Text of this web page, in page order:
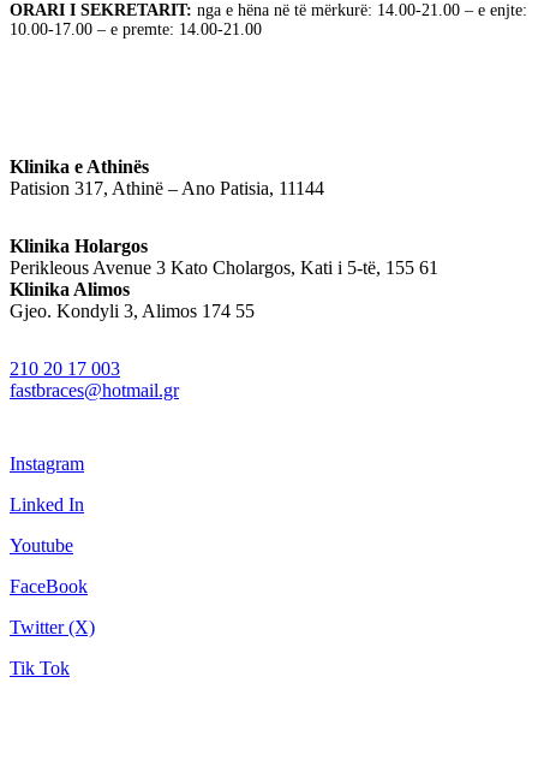
ORARI I SEKRETARIT: nga e hëna në të mërkurë: 14.00-21.00 – e enjte:
10.00-17.00 – e premte: 14.00-21.00
Klinika e Athinës
Patision 317, Athinë – Ano Patisia, 11144
Klinika Holargos
Perikleous Avenue 3 Kato Cholargos, Kati i 5-të, 155 61
Klinika Alimos
Gjeo. Kondyli 3, Alimos 174 55
210 20 17 003
fastbraces@hotmail.gr
Instagram
Linked In
Youtube
FaceBook
Twitter (X)
Tik Tok